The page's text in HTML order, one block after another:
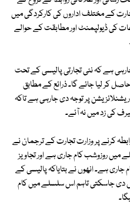
کے مختلف اداروں کی کارکردگی میں
کی ڈیولپمنٹ اور مطابقت کے حوالے
ہے کہ نئی تجارتی پالیسی کے تحت
ہدف حاصل کر لیا جائے گا۔ ذرائع کے مطابق
پر توجہ دی جارہی ہے تاکہ
کی زد میں نہ آئے۔
کرنے پر وزارت تجارت کے ترجمان نے
میں روزوشب کام جاری ہے اور تجاویز
ہے۔ انھوں نے بتایاکہ پالیسی کے
دی جاسکتی تاہم اس سلسلے میں کام